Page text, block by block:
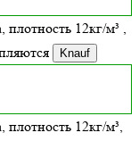
плотность 12кг/м³ ,
Knauf
плотность 12кг/м³,